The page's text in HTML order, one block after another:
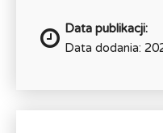
Data publikacji:
Data dodania: